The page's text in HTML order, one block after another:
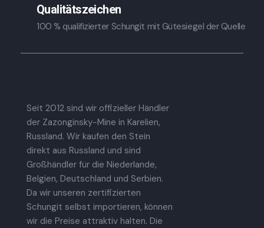
Qualitätszeichen
100 % qualifizierter Schungit mit Gütesiegel der Quelle
Seit 2012 sind wir offizieller Händler
der Zazonginsky-Mine in Karelien,
Russland. Wir kaufen den Stein
direkt aus Russland und sind
Großhändler für die Niederlande,
Belgien, Deutschland und Serbien.
Da wir unseren zertifizierten
Schungit selbst importieren, können
wir die Preise attraktiv halten. Die